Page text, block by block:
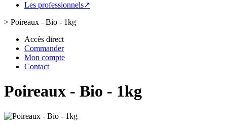
Les professionnels↗
> Poireaux - Bio - 1kg
Accès direct
Commander
Mon compte
Contact
Poireaux - Bio - 1kg